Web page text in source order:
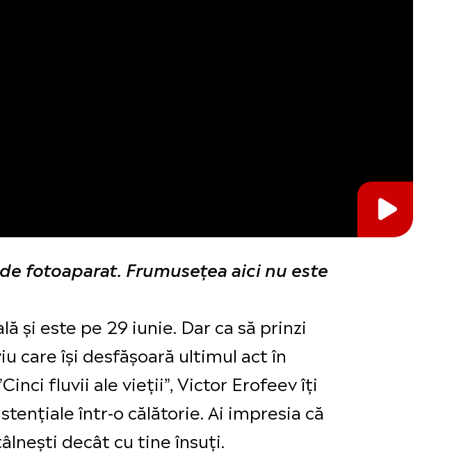
fotoaparat. Frumuseţea aici nu este
și este pe 29 iunie. Dar ca să prinzi
care își desfășoară ultimul act în
fluvii ale vieții”, Victor Erofeev îți
într-o călătorie. Ai impresia că
decât cu tine însuți.